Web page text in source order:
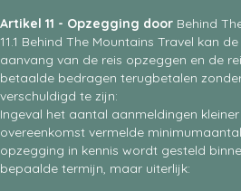
Artikel 11 - Opzegging door Behind
11.1 Behind The Mountains Travel kan
aanvang van de reis opzeggen en de
betaalde bedragen terugbetalen
verschuldigd te zijn:
Ingeval het aantal aanmeldingen
overeenkomst vermelde
opzegging in kennis wordt gesteld
bepaalde termijn, maar uiterlijk: